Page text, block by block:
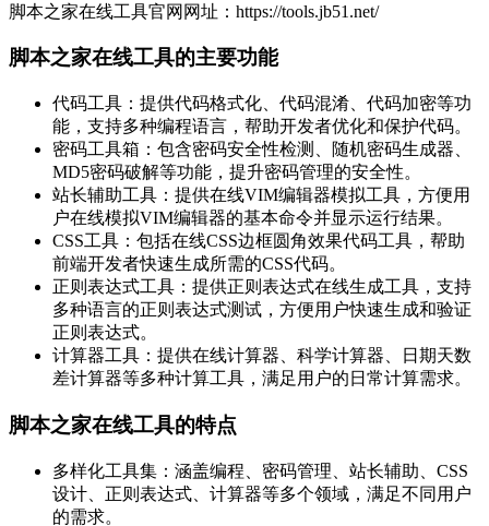
脚本之家在线工具官网网址：https://tools.jb51.net/
脚本之家在线工具的主要功能
代码工具：提供代码格式化、代码混淆、代码加密等功
能，支持多种编程语言，帮助开发者优化和保护代码。
密码工具箱：包含密码安全性检测、随机密码生成器、
MD5密码破解等功能，提升密码管理的安全性。
站长辅助工具：提供在线VIM编辑器模拟工具，方便用
户在线模拟VIM编辑器的基本命令并显示运行结果。
CSS工具：包括在线CSS边框圆角效果代码工具，帮助
前端开发者快速生成所需的CSS代码。
正则表达式工具：提供正则表达式在线生成工具，支持
多种语言的正则表达式测试，方便用户快速生成和验证
正则表达式。
计算器工具：提供在线计算器、科学计算器、日期天数
差计算器等多种计算工具，满足用户的日常计算需求。
脚本之家在线工具的特点
多样化工具集：涵盖编程、密码管理、站长辅助、CSS
设计、正则表达式、计算器等多个领域，满足不同用户
的需求。